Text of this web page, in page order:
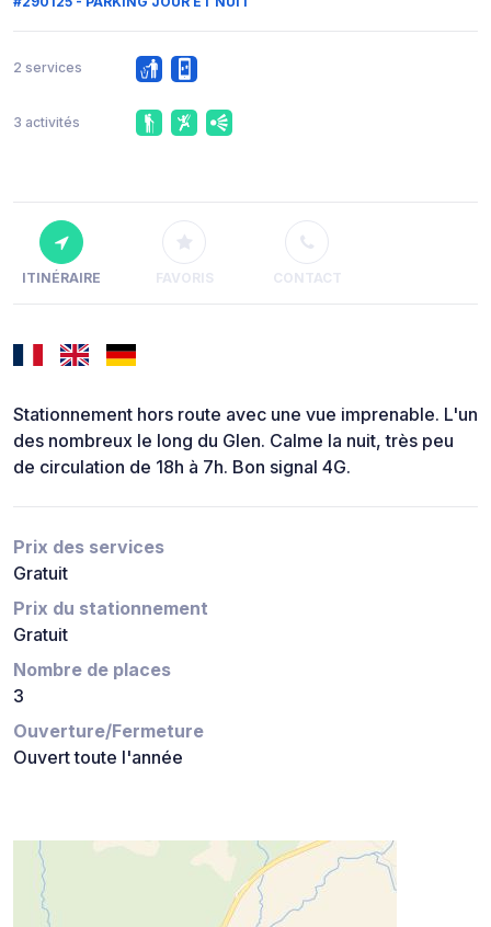
2 services
3 activités
ITINÉRAIRE FAVORIS CONTACT
Stationnement hors route avec une vue imprenable. L'un
des nombreux le long du Glen. Calme la nuit, très peu
de circulation de 18h à 7h. Bon signal 4G.
Prix des services
Gratuit
Prix du stationnement
Gratuit
Nombre de places
3
Ouverture/Fermeture
Ouvert toute l'année